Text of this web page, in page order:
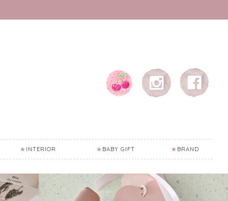
INTERIOR BABY GIFT BRAND